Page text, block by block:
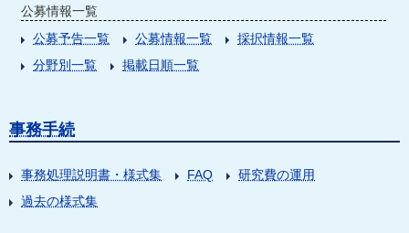
公募情報一覧
公募予告一覧
公募情報一覧
採択情報一覧
分野別一覧
掲載日順一覧
事務手続
事務処理説明書・様式集 FAQ
研究費の運用
過去の様式集